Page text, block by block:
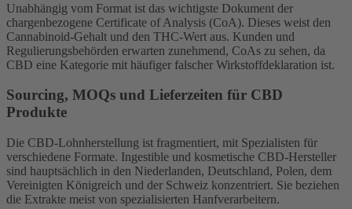
Unabhängig vom Format ist das wichtigste Dokument der
chargenbezogene Certificate of Analysis (CoA). Dieses weist den
Cannabinoid-Gehalt und den THC-Wert aus. Kunden und
Regulierungsbehörden erwarten zunehmend, CoAs zu sehen, da
CBD eine Kategorie mit häufiger falscher Wirkstoffdeklaration ist.
Sourcing, MOQs und Lieferzeiten für CBD
Produkte
Die CBD-Lohnherstellung ist fragmentiert, mit Spezialisten für
verschiedene Formate. Ingestible und kosmetische CBD-Hersteller
sind hauptsächlich in den Niederlanden, Deutschland, Polen, dem
Vereinigten Königreich und der Schweiz konzentriert. Sie beziehen
die Extrakte meist von spezialisierten Hanfverarbeitern.